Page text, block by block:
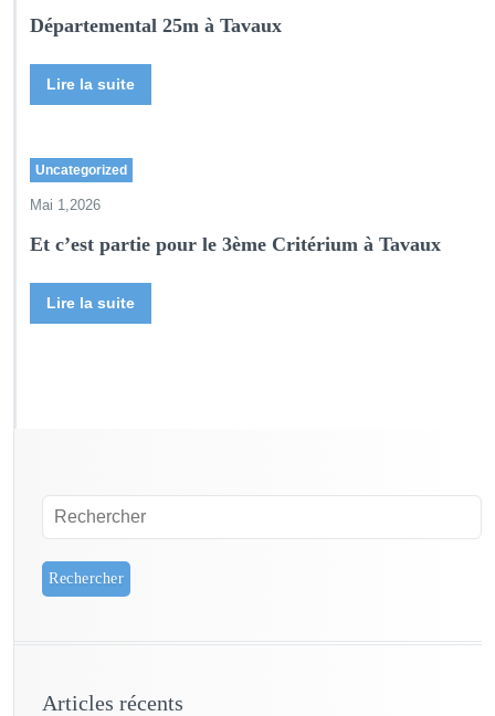
Départemental 25m à Tavaux
Lire la suite
Uncategorized
Mai 1,2026
Et c’est partie pour le 3ème Critérium à Tavaux
Lire la suite
Articles récents